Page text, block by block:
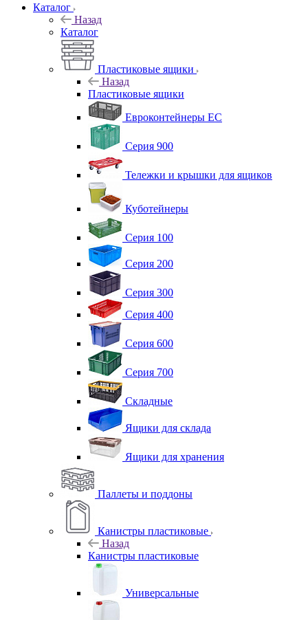
Каталог
Назад
Каталог
Пластиковые ящики
Назад
Пластиковые ящики
Евроконтейнеры ЕС
Серия 900
Тележки и крышки для ящиков
Куботейнеры
Серия 100
Серия 200
Серия 300
Серия 400
Серия 600
Серия 700
Складные
Ящики для склада
Ящики для хранения
Паллеты и поддоны
Канистры пластиковые
Назад
Канистры пластиковые
Универсальные